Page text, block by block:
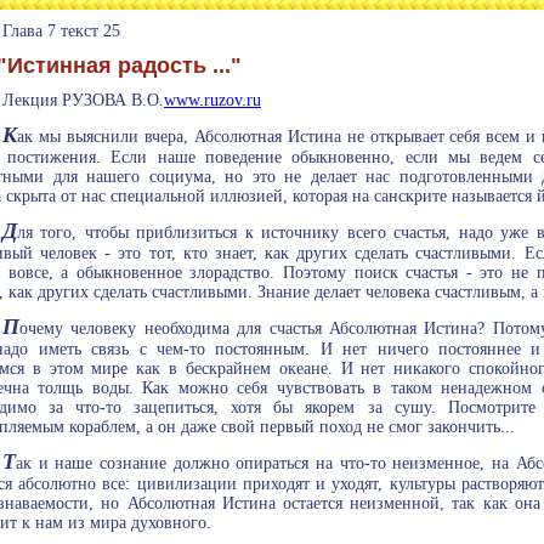
Глава 7 текст 25
радость ..."
Лекция РУЗОВА В.О.www.ruzov.ru
Как мы выяснили вчера, Абсолютная Истина не открывает себя всем
постижения. Если наше поведение обыкновенно, если мы ведем
для нашего социума, но это не делает нас
от нас специальной иллюзией, которая на санскрите называется
Для того, чтобы приблизиться к источнику всего счастья, надо уже
человек - это тот, кто знает, как других сделать счастливыми.
вовсе, а обыкновенное злорадство. Поэтому поиск счастья - это
как других сделать счастливыми. Знание делает человека счастливым, а
Почему человеку необходима для счастья Абсолютная Истина?
иметь связь с чем-то постоянным. И нет ничего
в этом мире как в бескрайнем океане. И нет никакого
толщь воды. Как можно себя чувствовать в таком ненадежном
за что-то зацепиться, хотя бы якорем за сушу.
кораблем, а он даже свой первый поход не смог закончить...
Так и наше сознание должно опираться на что-то неизменное, на
абсолютно все: цивилизации приходят и уходят, культуры
но Абсолютная Истина остается неизменной, так как
к нам из мира духовного.